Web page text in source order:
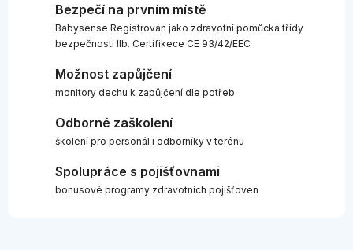
Bezpečí na prvním místě
Babysense Registrován jako zdravotní pomůcka třídy
bezpečnosti IIb. Certifikece CE 93/42/EEC
Možnost zapůjčení
monitory dechu k zapůjčení dle potřeb
Odborné zaškolení
školení pro personál i odborníky v terénu
Spolupráce s pojišťovnami
bonusové programy zdravotních pojišťoven